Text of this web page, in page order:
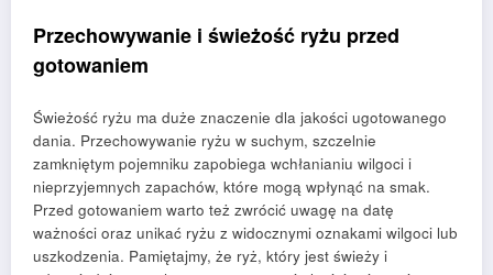
Przechowywanie i świeżość ryżu przed
gotowaniem
Świeżość ryżu ma duże znaczenie dla jakości ugotowanego
dania. Przechowywanie ryżu w suchym, szczelnie
zamkniętym pojemniku zapobiega wchłanianiu wilgoci i
nieprzyjemnych zapachów, które mogą wpłynąć na smak.
Przed gotowaniem warto też zwrócić uwagę na datę
ważności oraz unikać ryżu z widocznymi oznakami wilgoci lub
uszkodzenia. Pamiętajmy, że ryż, który jest świeży i